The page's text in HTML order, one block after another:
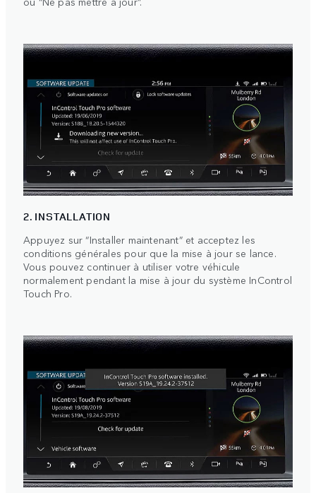
2. INSTALLATION
Appuyez sur “Installer maintenant” et acceptez les
conditions générales pour que la mise à jour se lance.
Vous pouvez continuer à utiliser votre véhicule
normalement pendant la mise à jour du système InControl
Touch Pro.